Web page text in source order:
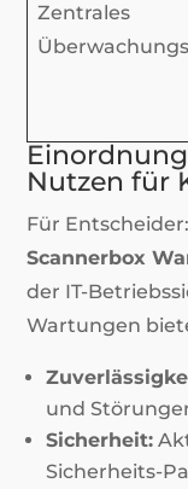
Zentrales
Nutzen für
Für
Scannerbox
der IT-
Wartungen
und
Sicherheit:
Sicherheits-